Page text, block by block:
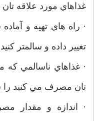
غذاهاي مورد علاقه
· راه هاي تهيه و
تغيير داده و سالمتر
· غذاهاي ناسالمي كه
تان مصرف مي كنيد را
· اندازه و مقدار